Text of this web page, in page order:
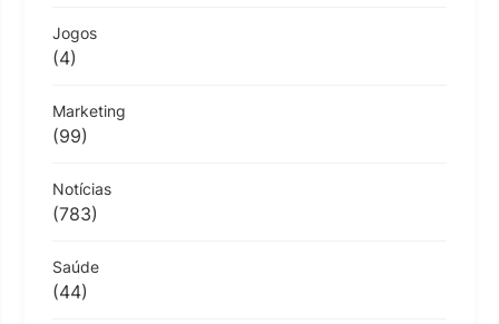
Jogos
(4)
Marketing
(99)
Notícias
(783)
Saúde
(44)